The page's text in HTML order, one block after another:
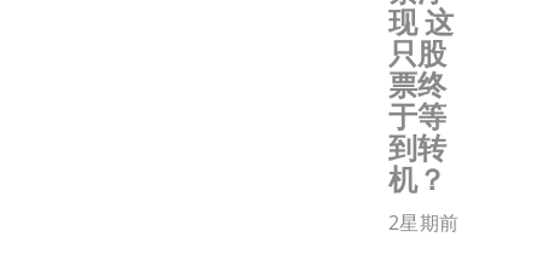
现 这
只股
票终
于等
到转
机？
2星期前